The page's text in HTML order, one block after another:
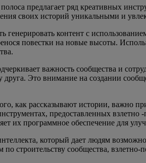
предлагает ряд креативных
своих историй уникальными и
генерировать контент с
повестки на новые высоты.
важность сообщества и
Это внимание на создании
как рассказывают истории, важно
предоставленных взлетно
их программное обеспечение для
который дает людям
сообщества, взлетно-